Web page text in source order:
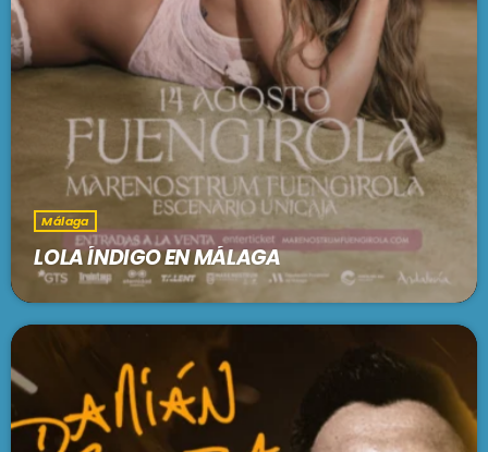
Málaga
LOLA ÍNDIGO EN MÁLAGA